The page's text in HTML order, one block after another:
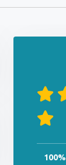
100%